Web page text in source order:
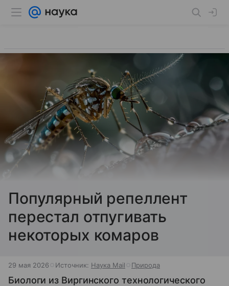
Популярный репеллент
перестал отпугивать
некоторых комаров
29 мая 2026 Источник: Наука Mail Природа
Биологи из Виргинского технологического